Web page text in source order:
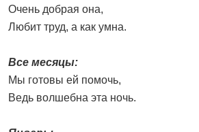
Очень добрая она,
Любит труд, а как умна.
Все месяцы:
Мы готовы ей помочь,
Ведь волшебна эта ночь.